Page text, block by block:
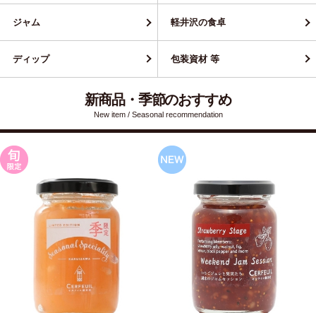
ジャム 軽井沢の食卓
ディップ 包装資材 等
新商品・季節のおすすめ
New item / Seasonal recommendation